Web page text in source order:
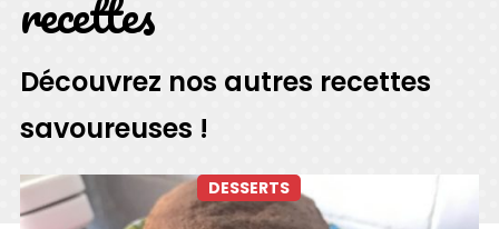
Découvrez nos autres recettes
savoureuses !
DESSERTS